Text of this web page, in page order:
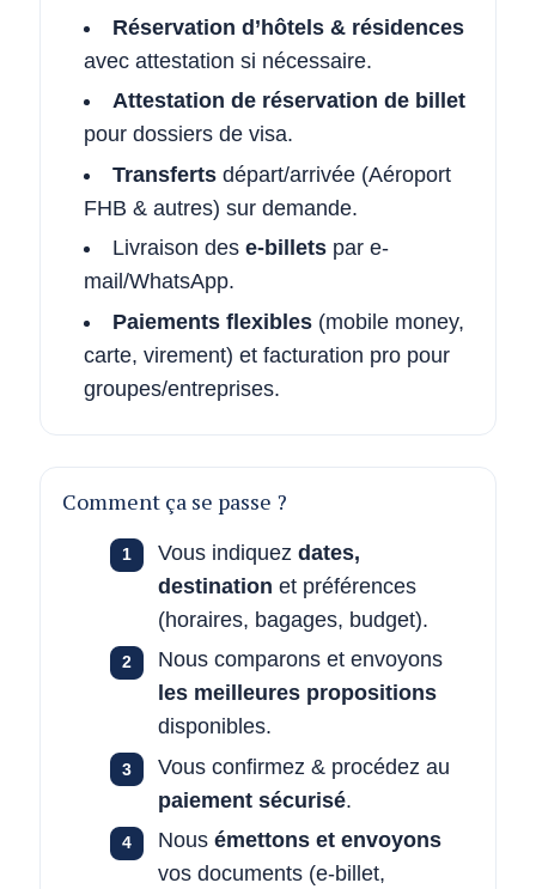
Réservation d’hôtels & résidences
avec attestation si nécessaire.
Attestation de réservation de billet
pour dossiers de visa.
Transfertsdépart/arrivée (Aéroport
FHB & autres) sur demande.
Livraison des e-billetspar e-
mail/WhatsApp.
Paiements flexibles(mobile money,
carte, virement) et facturation pro pour
groupes/entreprises.
Comment ça se passe ?
Vous indiquez dates,
destination et préférences
(horaires, bagages, budget).
Nous comparons et envoyons
les meilleures propositions
disponibles.
Vous confirmez & procédez au
paiement sécurisé.
Nous émettons et envoyons
vos documents (e-billet,